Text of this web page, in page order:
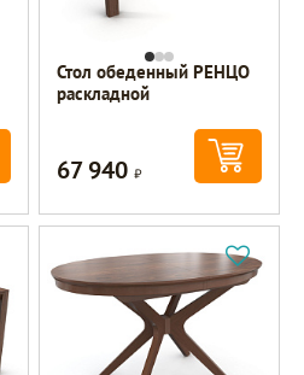
Стол обеденный РЕНЦО
раскладной
67 940Р